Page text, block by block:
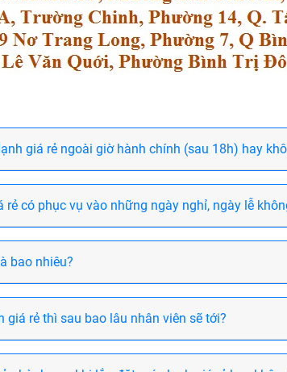
giá rẻ ngoài giờ hành chính (sau 18h) hay
có phục vụ vào những ngày nghỉ, ngày lễ
bao nhiêu?
rẻ thì sau bao lâu nhân viên sẽ tới?